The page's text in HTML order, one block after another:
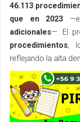
46.113
que en 2023
adicionales—. El
procedimientos,
reflejando la alta